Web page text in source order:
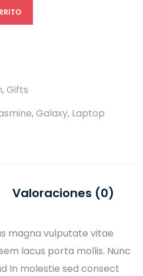
,Gifts
,Galaxy, Laptop
Valoraciones (0)
magna vulputate vitae
lacus porta mollis. Nunc
In molestie sed consect